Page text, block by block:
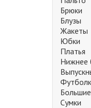
Брюки
Блузы
Жакеты
Юбки
Платья
Нижнее
Сумки